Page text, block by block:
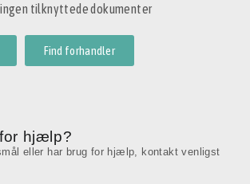
tilknyttede dokumenter
Find forhandler
hjælp?
eller har brug for hjælp, kontakt venligst